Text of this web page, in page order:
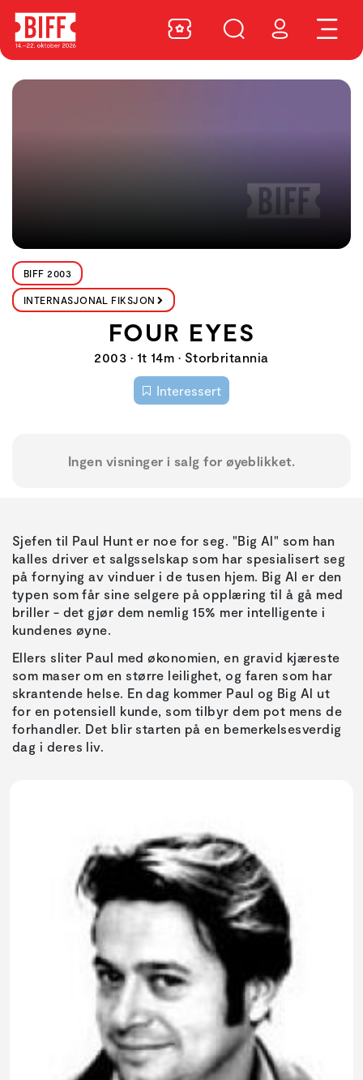
BIFF 2003
INTERNASJONAL FIKSJON
FOUR EYES
2003 • 1t 14m • Storbritannia
Interessert
Ingen visninger i salg for øyeblikket.
Sjefen til Paul Hunt er noe for seg. "Big Al" som han
kalles driver et salgsselskap som har spesialisert seg
på fornying av vinduer i de tusen hjem. Big Al er den
typen som får sine selgere på opplæring til å gå med
briller - det gjør dem nemlig 15% mer intelligente i
kundenes øyne.
Ellers sliter Paul med økonomien, en gravid kjæreste
som maser om en større leilighet, og faren som har
skrantende helse. En dag kommer Paul og Big Al ut
for en potensiell kunde, som tilbyr dem pot mens de
forhandler. Det blir starten på en bemerkelsesverdig
dag i deres liv.